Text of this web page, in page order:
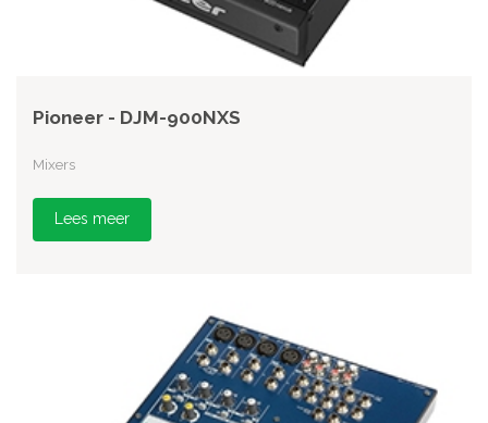
Pioneer - DJM-900NXS
Mixers
Lees meer